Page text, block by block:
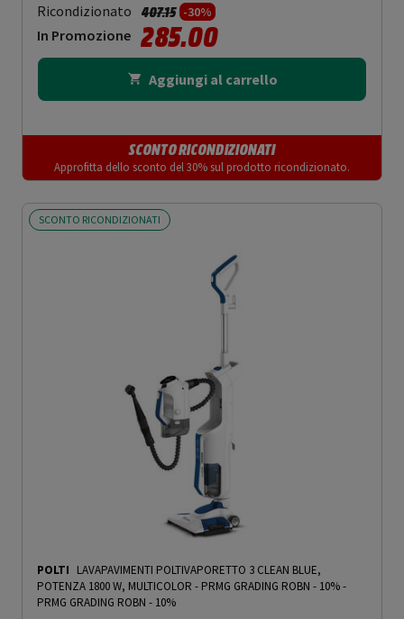
Ricondizionato Prezzo ridotto da
407.15a-30%
In Promozione 285.00
Aggiungi al carrello
SCONTO RICONDIZIONATI
Approfitta dello sconto del 30% sul prodotto ricondizionato.
SCONTO RICONDIZIONATI
POLTI LAVAPAVIMENTI POLTIVAPORETTO 3 CLEAN BLUE,
POTENZA 1800 W, MULTICOLOR - PRMG GRADING ROBN - 10%-
PRMG GRADING ROBN - 10%